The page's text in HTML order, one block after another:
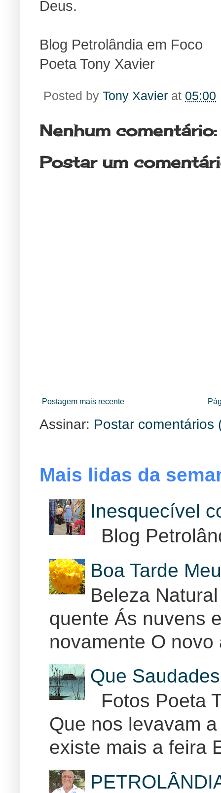
Deus.
Blog Petrolândia em Foco
Poeta Tony Xavier
Posted by Tony Xavier at 05:00
Nenhum comentário:
Postar um
Postagem mais recente
Assinar: Postar comentários
Mais lidas da
Inesquecível
Blog
Boa Tarde
Beleza
quente Ás nuvens
novamente O
Que
Fotos Poeta
Que nos levavam
existe mais a feira